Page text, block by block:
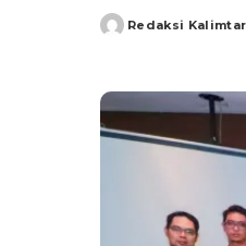
Posted
Redaksi